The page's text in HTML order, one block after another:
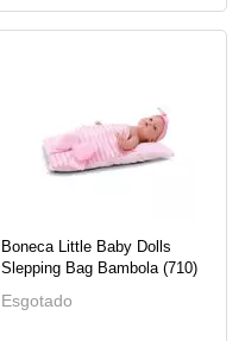
Boneca Little Baby Dolls
Slepping Bag Bambola (710)
Esgotado